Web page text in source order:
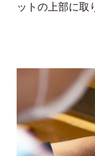
ットの上部に取